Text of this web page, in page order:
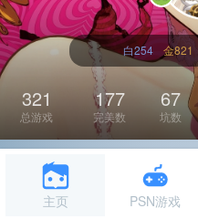
白254 金821
321
总游戏
177
完美数
67
坑数
主页 PSN游戏